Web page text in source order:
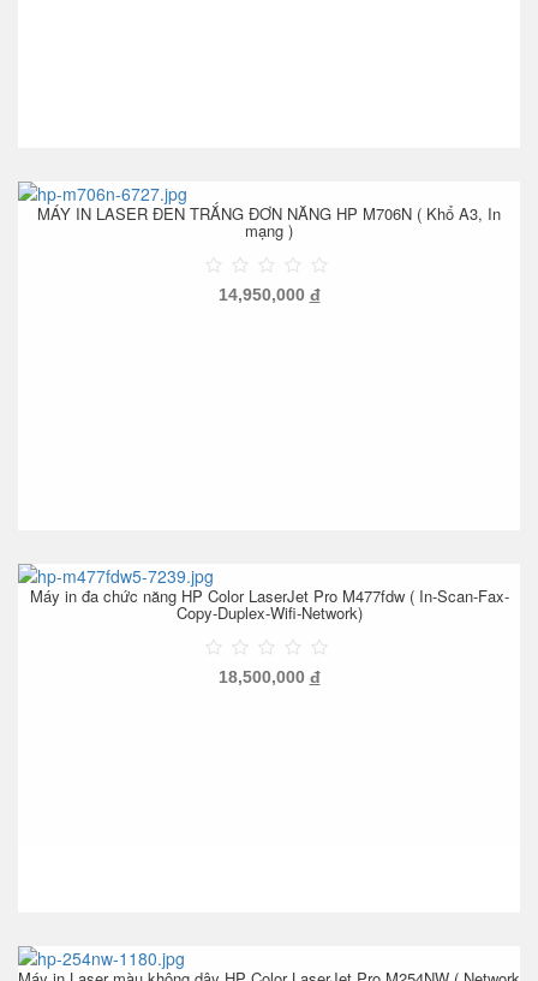
MÁY IN LASER ĐEN TRẮNG ĐƠN NĂNG HP M706N ( Khổ A3, In
mạng )
14,950,000 đ
Máy in đa chức năng HP Color LaserJet Pro M477fdw ( In-Scan-Fax-
Copy-Duplex-Wifi-Network)
18,500,000 đ